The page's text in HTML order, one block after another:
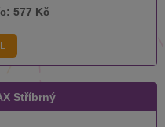
577 Kč
Stříbrný